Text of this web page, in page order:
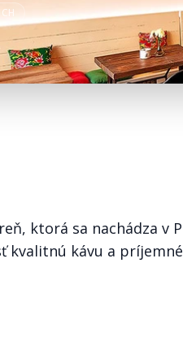
ktorá sa nachádza v
kvalitnú kávu a